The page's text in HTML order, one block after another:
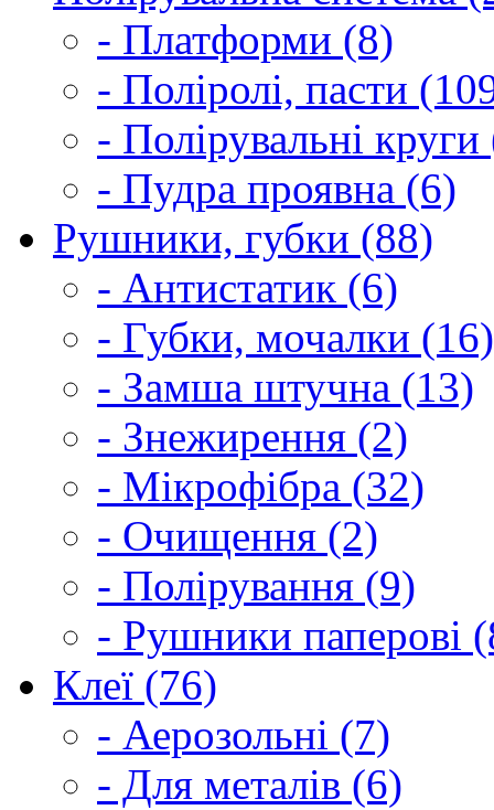
- Платформи (8)
- Поліролі, пасти
- Полірувальні
- Пудра проявна (6)
Рушники, губки (88)
- Антистатик (6)
- Губки, мочалки (16)
- Замша штучна (13)
- Знежирення (2)
- Мікрофібра (32)
- Очищення (2)
- Полірування (9)
- Рушники паперові
Клеї (76)
- Аерозольні (7)
- Для металів (6)